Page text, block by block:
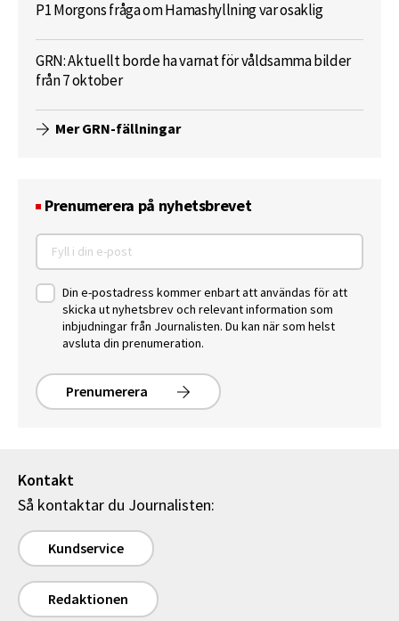
P1 Morgons fråga om Hamashyllning var osaklig
GRN: Aktuellt borde ha varnat för våldsamma bilder
från 7 oktober
Mer GRN-fällningar
Prenumerera på nyhetsbrevet
Din e-postadress kommer enbart att användas för att
skicka ut nyhetsbrev och relevant information som
inbjudningar från Journalisten. Du kan när som helst
avsluta din prenumeration.
Prenumerera
Kontakt
Så kontaktar du Journalisten:
Kundservice
Redaktionen